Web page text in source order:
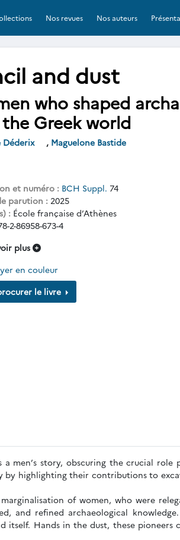
Nos revues Nos auteurs
and dust
who shaped
Greek world
Déderix , Maguelone Bastide
et numéro : BCH Suppl. 74
parution : 2025
: École française d’Athènes
2-86958-673-4
plus
en couleur
le livre
men’s story, obscuring the crucial role
by highlighting their contributions to
of women, who were
and refined archaeological
itself. Hands in the dust, these pioneers